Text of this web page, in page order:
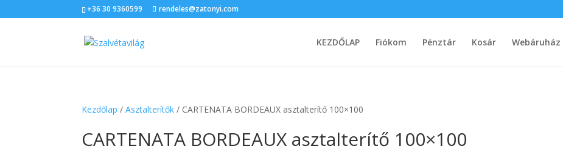
+36 30 9360599 rendeles@zatonyi.com
KEZDŐLAP Fiókom Pénztár Kosár Webáruház
Kezdőlap /Asztalterítők / CARTENATA BORDEAUX asztalterítő 100×100
CARTENATA BORDEAUX asztalterítő 100×100